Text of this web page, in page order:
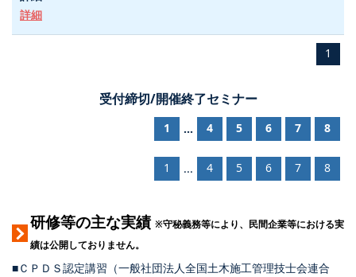
詳細
1
受付締切/開催終了セミナー
1 ... 4 5 6 7 8
1 ... 4 5 6 7 8
研修等の主な実績 ※守秘義務等により、民間企業等における実
績は公開しておりません。
■ＣＰＤＳ認定講習（一般社団法人全国土木施工管理技士会連合